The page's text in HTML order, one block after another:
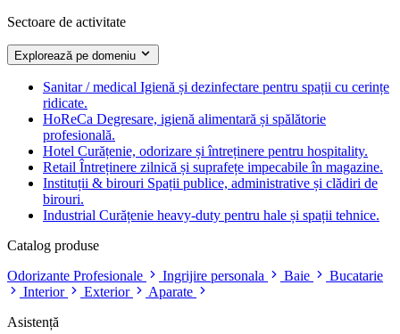
Sectoare de activitate
Explorează pe domeniu
Sanitar / medical Igienă și dezinfectare pentru spații cu cerințe
ridicate.
HoReCa Degresare, igienă alimentară și spălătorie
profesională.
Hotel Curățenie, odorizare și întreținere pentru hospitality.
Retail Întreținere zilnică și suprafețe impecabile în magazine.
Instituții & birouri Spații publice, administrative și clădiri de
birouri.
Industrial Curățenie heavy-duty pentru hale și spații tehnice.
Catalog produse
Odorizante Profesionale
Ingrijire personala Baie
Bucatarie
Interior
Exterior
Aparate
Asistență